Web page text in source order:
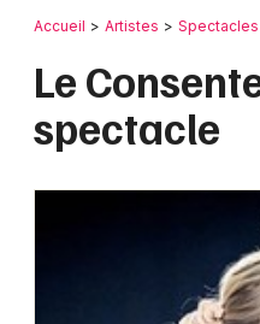
Publier un
Bordeaux
Colmar
Retour
Accueil Artistes Spectacles
Le
spectacle
Où ?
Quand ?
Aujourd'hui
Demain